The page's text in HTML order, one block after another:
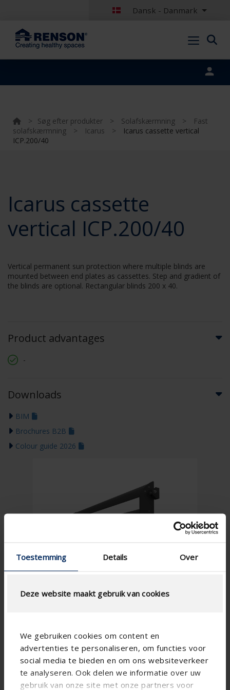
Toestemming Details Over
Deze website maakt gebruik van cookies
We gebruiken cookies om content en
advertenties te personaliseren, om functies voor
social media te bieden en om ons websiteverkeer
te analyseren. Ook delen we informatie over uw
gebruik van onze site met onze partners voor
Dansk - Danmark
> Søg efter produkter > Solafskærmning >
Fast
solafskærmning
> Icarus >
Icarus cassette vertical
ICP.200/40
Icarus cassette
vertical ICP.200/40
Vertical permanent sun protection where multiple blinds are
mounted between end plates as cassettes. Step and gradient of
the blinds are optional. Rectangular blinds 200 x 40.
Product advantages
-
Downloads
BIM
Brochures B2B
Colour guide 2026